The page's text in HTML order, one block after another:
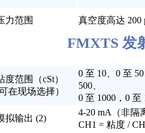
力范围 真空度高达 200
FMXTS 发
度范围（cSt）
在现场选择）
0 至 10、0 至
500、
0 至 1000，0 至
拟输出 (2)
4-20 mA（非隔
CH1 = 粘度 /